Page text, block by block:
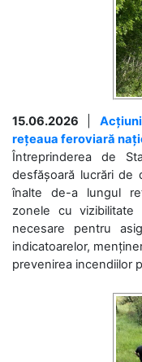
15.06.2026
rețeaua feroviară
Întreprinderea de
desfășoară lucrări de
înalte de-a lungul
zonele cu vizibilitate
necesare pentru
indicatoarelor,
prevenirea incendiilor